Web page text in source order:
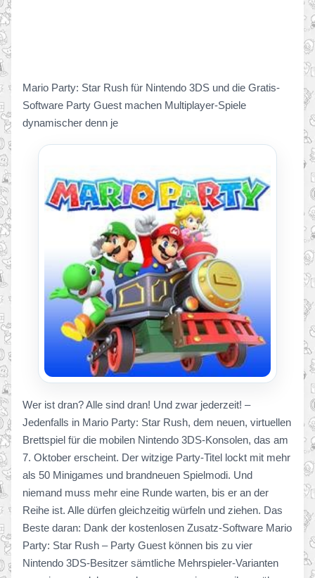
Mario Party: Star Rush für Nintendo 3DS und die Gratis-
Software Party Guest machen Multiplayer-Spiele
dynamischer denn je
Wer ist dran? Alle sind dran! Und zwar jederzeit! –
Jedenfalls in Mario Party: Star Rush, dem neuen, virtuellen
Brettspiel für die mobilen Nintendo 3DS-Konsolen, das am
7. Oktober erscheint. Der witzige Party-Titel lockt mit mehr
als 50 Minigames und brandneuen Spielmodi. Und
niemand muss mehr eine Runde warten, bis er an der
Reihe ist. Alle dürfen gleichzeitig würfeln und ziehen. Das
Beste daran: Dank der kostenlosen Zusatz-Software Mario
Party: Star Rush – Party Guest können bis zu vier
Nintendo 3DS-Besitzer sämtliche Mehrspieler-Varianten